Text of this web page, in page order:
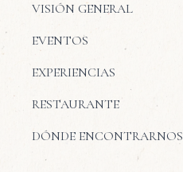
VISIÓN GENERAL
EVENTOS
EXPERIENCIAS
RESTAURANTE
DÓNDE ENCONTRARNOS